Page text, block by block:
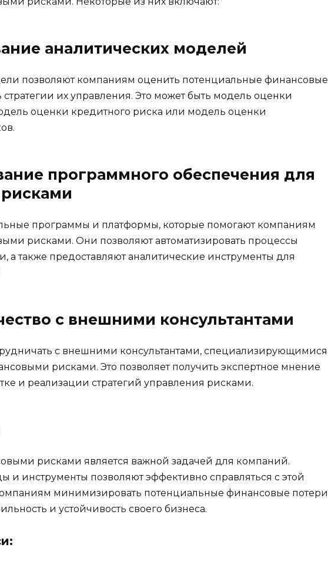
аналитических моделей
позволяют компаниям оценить потенциальные финансовые
стратегии их управления. Это может быть модель оценки
оценки кредитного риска или модель оценки
программного обеспечения для
программы и платформы, которые помогают компаниям
рисками. Они позволяют автоматизировать процессы
а также предоставляют аналитические инструменты для
с внешними консультантами
с внешними консультантами, специализирующимися
рисками. Это позволяет получить экспертное мнение
и реализации стратегий управления рисками.
рисками является важной задачей для компаний.
и инструменты позволяют эффективно справляться с этой
минимизировать потенциальные финансовые потери
и устойчивость своего бизнеса.